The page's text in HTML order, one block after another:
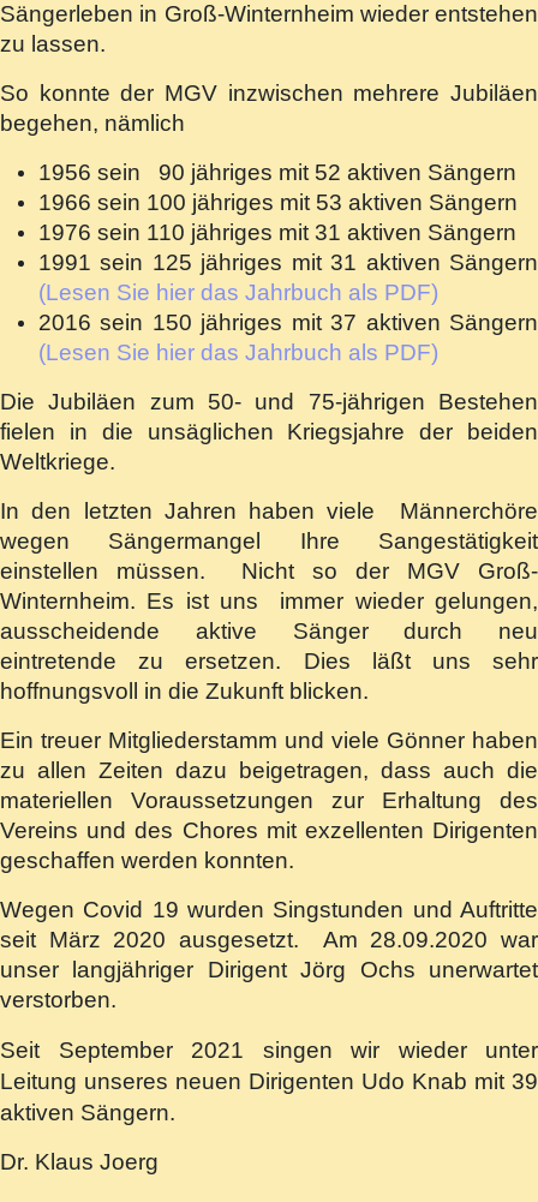
Sängerleben in Groß-Winternheim wieder entstehen
zu lassen.
So konnte der MGV inzwischen mehrere Jubiläen
begehen, nämlich
1956 sein 90 jähriges mit 52 aktiven Sängern
1966 sein 100 jähriges mit 53 aktiven Sängern
1976 sein 110 jähriges mit 31 aktiven Sängern
1991 sein 125 jähriges mit 31 aktiven Sängern
(Lesen Sie hier das Jahrbuch als PDF)
2016 sein 150 jähriges mit 37 aktiven Sängern
(Lesen Sie hier das Jahrbuch als PDF)
Die Jubiläen zum 50- und 75-jährigen Bestehen
fielen in die unsäglichen Kriegsjahre der beiden
Weltkriege.
In den letzten Jahren haben viele Männerchöre
wegen Sängermangel Ihre Sangestätigkeit
einstellen müssen. Nicht so der MGV Groß-
Winternheim. Es ist uns immer wieder gelungen,
ausscheidende aktive Sänger durch neu
eintretende zu ersetzen. Dies läßt uns sehr
hoffnungsvoll in die Zukunft blicken.
Ein treuer Mitgliederstamm und viele Gönner haben
zu allen Zeiten dazu beigetragen, dass auch die
materiellen Voraussetzungen zur Erhaltung des
Vereins und des Chores mit exzellenten Dirigenten
geschaffen werden konnten.
Wegen Covid 19 wurden Singstunden und Auftritte
seit März 2020 ausgesetzt. Am 28.09.2020 war
unser langjähriger Dirigent Jörg Ochs unerwartet
verstorben.
Seit September 2021 singen wir wieder unter
Leitung unseres neuen Dirigenten Udo Knab mit 39
aktiven Sängern.
Dr. Klaus Joerg